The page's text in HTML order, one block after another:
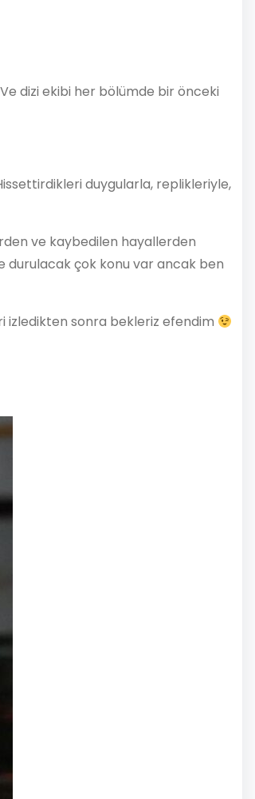
Ve dizi ekibi her bölümde bir önceki
duygularla, replikleriyle,
ve kaybedilen hayallerden
durulacak çok konu var ancak ben
izledikten sonra bekleriz efendim